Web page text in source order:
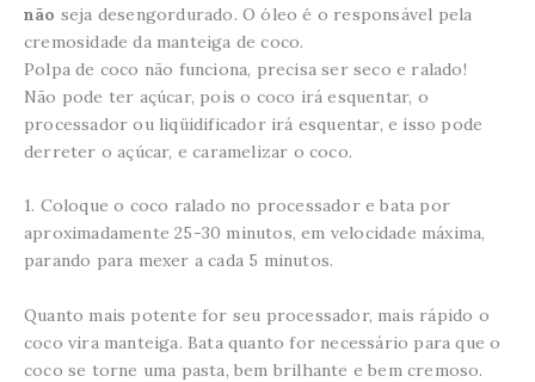
não seja desengordurado. O óleo é o responsável pela
cremosidade da manteiga de coco.
Polpa de coco não funciona, precisa ser seco e ralado!
Não pode ter açúcar, pois o coco irá esquentar, o
processador ou liqüidificador irá esquentar, e isso pode
derreter o açúcar, e caramelizar o coco.
1. Coloque o coco ralado no processador e bata por
aproximadamente 25-30 minutos, em velocidade máxima,
parando para mexer a cada 5 minutos.
Quanto mais potente for seu processador, mais rápido o
coco vira manteiga. Bata quanto for necessário para que o
coco se torne uma pasta, bem brilhante e bem cremoso.